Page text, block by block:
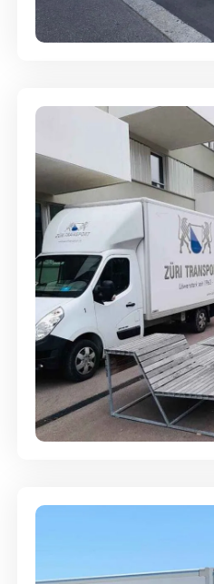
Full-Service - Für
Umzugsreinigung -
Abgabegarantie